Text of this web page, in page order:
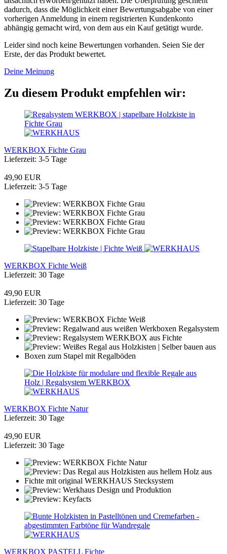
dadurch, dass die Möglichkeit einer Bewertungsabgabe von einer
vorherigen Anmeldung in einem registrierten Kundenkonto
abhängig gemacht wird, von dem aus ein Kauf getätigt wurde.
Leider sind noch keine Bewertungen vorhanden. Seien Sie der
Erste, der das Produkt bewertet.
Deine Meinung
Zu diesem Produkt empfehlen wir:
WERKBOX Fichte Grau
Lieferzeit: 3-5 Tage
49,90 EUR
Lieferzeit: 3-5 Tage
WERKBOX Fichte Weiß
Lieferzeit: 30 Tage
49,90 EUR
Lieferzeit: 30 Tage
WERKBOX Fichte Natur
Lieferzeit: 30 Tage
49,90 EUR
Lieferzeit: 30 Tage
WERKBOX PASTELL Fichte